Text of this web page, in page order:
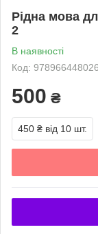
Рідна мова
2
В наявності
Код:
500 ₴
450 ₴ від 10 шт.